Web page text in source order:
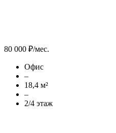
80 000 ₽/мес.
Офис
–
18,4 м²
–
2/4 этаж